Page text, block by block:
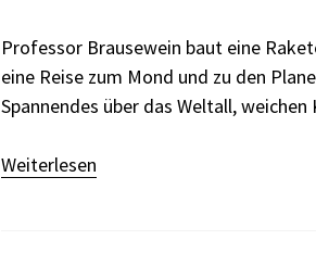
Professor Brausewein baut eine
eine Reise zum Mond und zu den
Spannendes über das Weltall,
Weiterlesen